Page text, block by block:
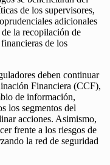
de los supervisores,
adicionales
de la recopilación de
de los
deben continuar
Financiera (CCF),
de información,
los segmentos del
acciones. Asimismo,
frente a los riesgos de
la red de seguridad